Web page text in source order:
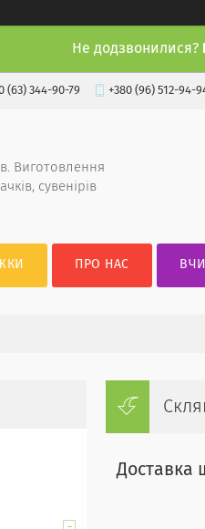
Не додзвонилися?
(63) 344-90-79 +380 (96) 512-94-
Виготовлення
сувенірів
ПРО НАС
Доставка